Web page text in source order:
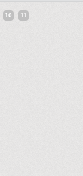
10 11